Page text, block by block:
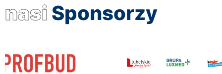
nasi Sponsorzy